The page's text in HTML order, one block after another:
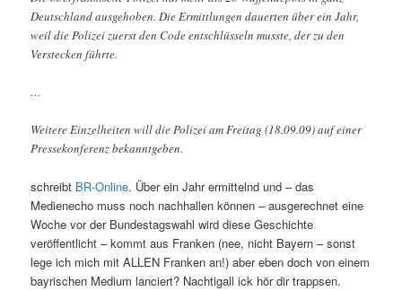
Deutschland ausgehoben. Die Ermittlungen dauerten über ein Jahr,
weil die Polizei zuerst den Code entschlüsseln musste, der zu den
Verstecken führte.
…
Weitere Einzelheiten will die Polizei am Freitag (18.09.09) auf einer
Pressekonferenz bekanntgeben.
schreibt BR-Online. Über ein Jahr ermittelnd und – das
Medienecho muss noch nachhallen können – ausgerechnet eine
Woche vor der Bundestagswahl wird diese Geschichte
veröffentlicht – kommt aus Franken (nee, nicht Bayern – sonst
lege ich mich mit ALLEN Franken an!) aber eben doch von einem
bayrischen Medium lanciert? Nachtigall ick hör dir trappsen.